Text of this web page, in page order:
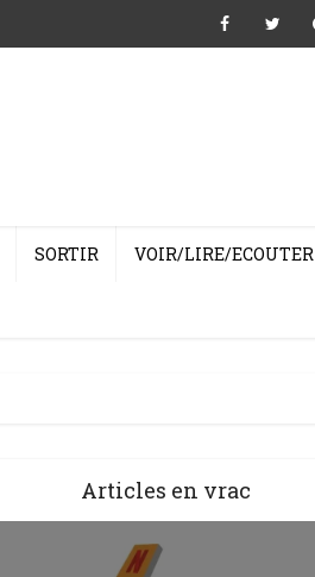
SORTIR VOIR/LIRE/ECOUTER
Articles en vrac